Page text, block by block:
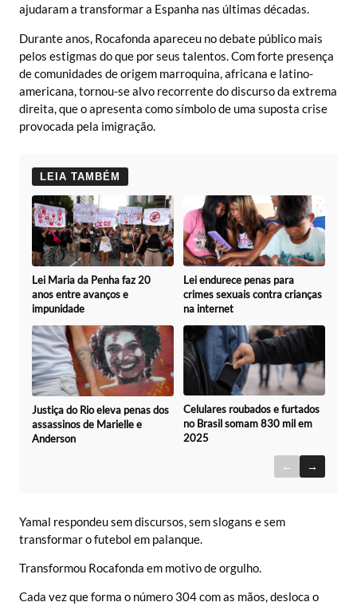
ajudaram a transformar a Espanha nas últimas décadas.
Durante anos, Rocafonda apareceu no debate público mais
pelos estigmas do que por seus talentos. Com forte presença
de comunidades de origem marroquina, africana e latino-
americana, tornou-se alvo recorrente do discurso da extrema
direita, que o apresenta como símbolo de uma suposta crise
provocada pela imigração.
LEIA TAMBÉM
Lei Maria da Penha faz 20
anos entre avanços e
impunidade
Lei endurece penas para
crimes sexuais contra crianças
na internet
Justiça do Rio eleva penas dos
assassinos de Marielle e
Anderson
Celulares roubados e furtados
no Brasil somam 830 mil em
2025
← →
Yamal respondeu sem discursos, sem slogans e sem
transformar o futebol em palanque.
Transformou Rocafonda em motivo de orgulho.
Cada vez que forma o número 304 com as mãos, desloca o